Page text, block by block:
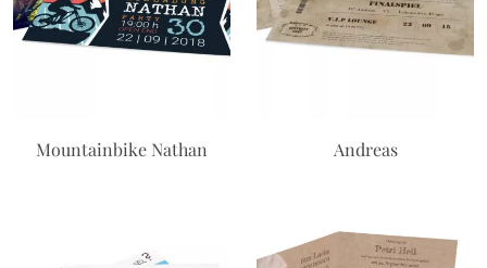
Mountainbike Nathan Andreas